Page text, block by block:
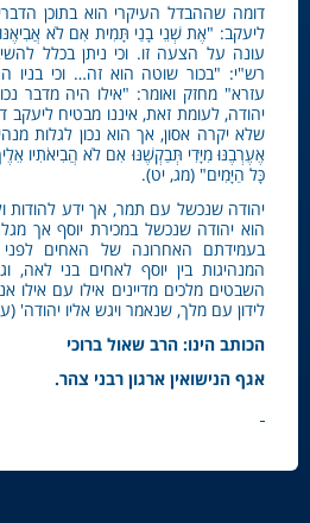
דומה שההבדל העיקרי הוא בתוכן
ליעקב: "אֶת שְׁנֵי בָנַי תָּמִית אִם לֹא
עונה על הצעה זו. וכי ניתן בכלל
רש"י: "בכור שוטה הוא זה… וכי בניו
עזרא" מחזק ואומר: "אילו היה מדבר
יהודה, לעומת זאת, איננו מבטיח ליעקב
שלא יקרה אסון, אך הוא נכון לגלות
אֶעֶרְבֶנּוּ מִיָּדִי תְּבַקְשֶׁנּוּ אִם לֹא הֲבִיאֹתִיו
כָּל הַיָּמִים" (מג, יט).
יהודה שנכשל עם תמר, אך ידע להודות
הוא יהודה שנכשל במכירת יוסף אך
בעמידתם האחרונה של האחים
המנהיגות בין יוסף לאחים בני לאה,
השבטים מלכים מדיינים אילו עם אילו
לידון עם מלך, שנאמר ויגש אליו יהודה'
הכותב הינו: הרב שאול ברוכי
אגף הנישואין ארגון רבני צהר.